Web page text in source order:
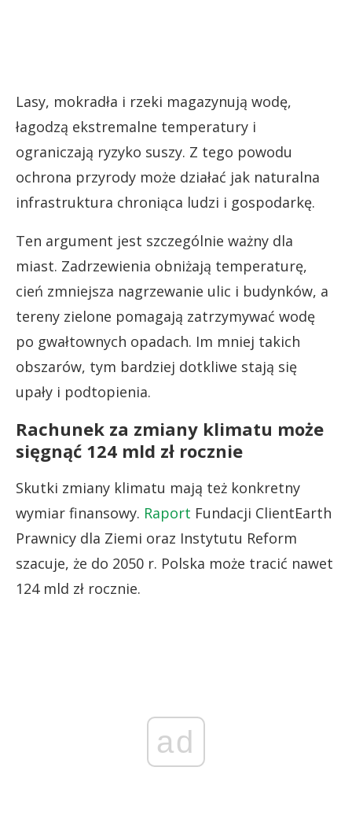
Lasy, mokradła i rzeki magazynują wodę,
łagodzą ekstremalne temperatury i
ograniczają ryzyko suszy. Z tego powodu
ochrona przyrody może działać jak naturalna
infrastruktura chroniąca ludzi i gospodarkę.
Ten argument jest szczególnie ważny dla
miast. Zadrzewienia obniżają temperaturę,
cień zmniejsza nagrzewanie ulic i budynków, a
tereny zielone pomagają zatrzymywać wodę
po gwałtownych opadach. Im mniej takich
obszarów, tym bardziej dotkliwe stają się
upały i podtopienia.
Rachunek za zmiany klimatu może
sięgnąć 124 mld zł rocznie
Skutki zmiany klimatu mają też konkretny
wymiar finansowy. Raport Fundacji ClientEarth
Prawnicy dla Ziemi oraz Instytutu Reform
szacuje, że do 2050 r. Polska może tracić nawet
124 mld zł rocznie.
ad